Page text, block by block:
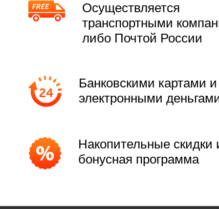
Осуществляется
транспортными
либо Почтой России
Банковскими картами и
электронными
Накопительные скидки
бонусная программа